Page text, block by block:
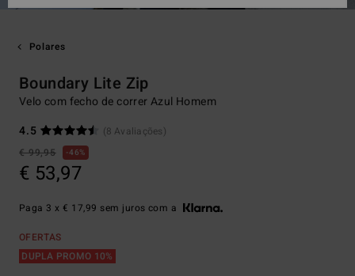
Polares
Boundary Lite Zip
Velo com fecho de correr Azul Homem
4.5
(8 Avaliações)
€ 99,95
46%
€ 53,97
Paga 3 x € 17,99 sem juros com a
OFERTAS
DUPLA PROMO 10%